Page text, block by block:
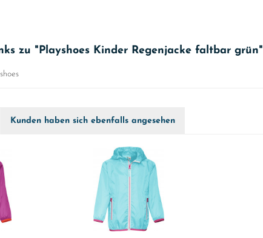
zu "Playshoes Kinder Regenjacke faltbar grün"
Kunden haben sich ebenfalls angesehen